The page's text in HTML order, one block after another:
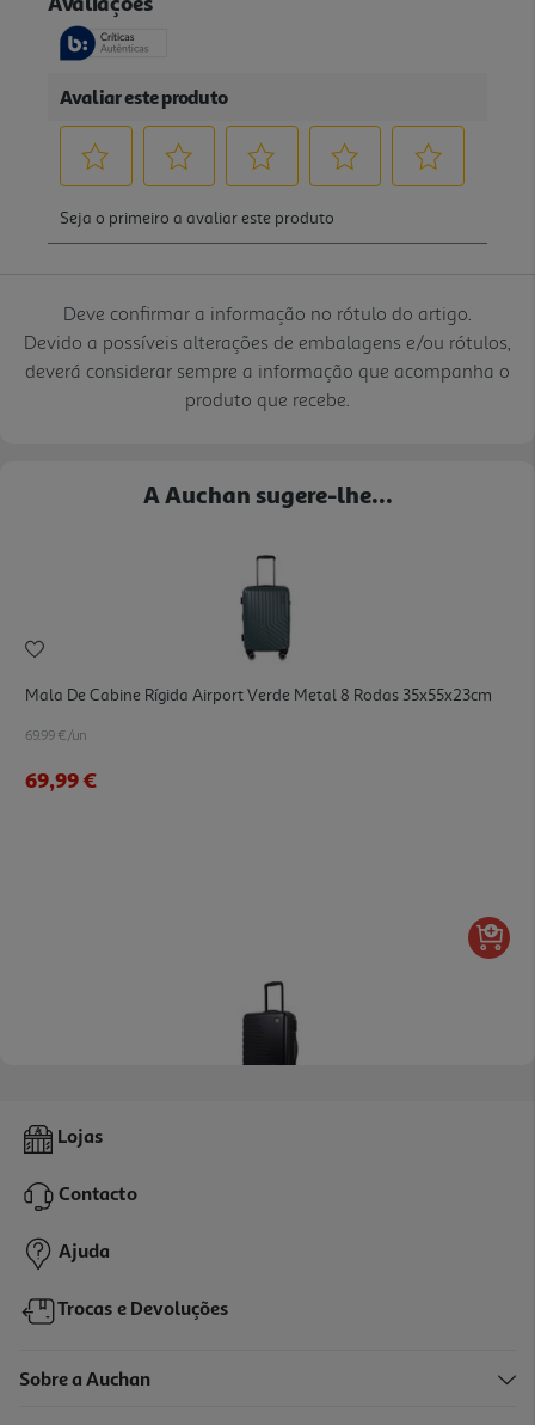
Deve confirmar a informação no rótulo do artigo.
Devido a possíveis alterações de embalagens e/ou rótulos,
deverá considerar sempre a informação que acompanha o
produto que recebe.
A Auchan sugere-lhe...
Mala De Cabine Rígida Airport Verde Metal 8 Rodas 35x55x23cm
69.99 €/un
69,99 €
Mala De Cabine Rígida Airport Preto 8 Rodas 35x55x20cm
49,99 €
Lojas
Contacto
Ajuda
Trocas e Devoluções
Sobre a Auchan